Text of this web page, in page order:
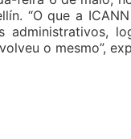
“O que a
administrativos,
o mesmo”,